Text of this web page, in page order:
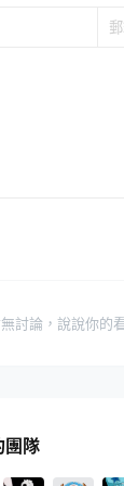
討論，說說你的
團隊